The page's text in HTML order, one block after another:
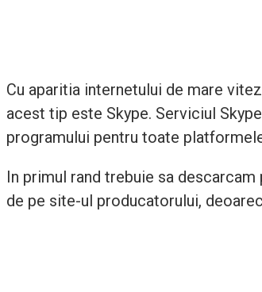
Cu aparitia internetului de mare
acest tip este Skype. Serviciul
programului pentru toate
In primul rand trebuie sa
de pe site-ul producatorului,